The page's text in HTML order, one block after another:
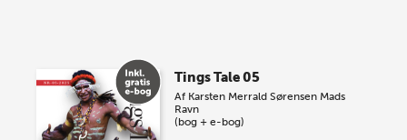
store sommer-lagersalg, så sæt kryds i kalenderen
onsdag den 10. j…
Tings Tale 05
Af Karsten Merrald Sørensen Mads
Ravn
(bog + e-bog)